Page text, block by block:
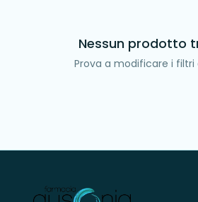
Nessun prodotto
Prova a modificare i filtri